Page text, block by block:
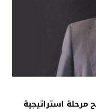
استراتيجية